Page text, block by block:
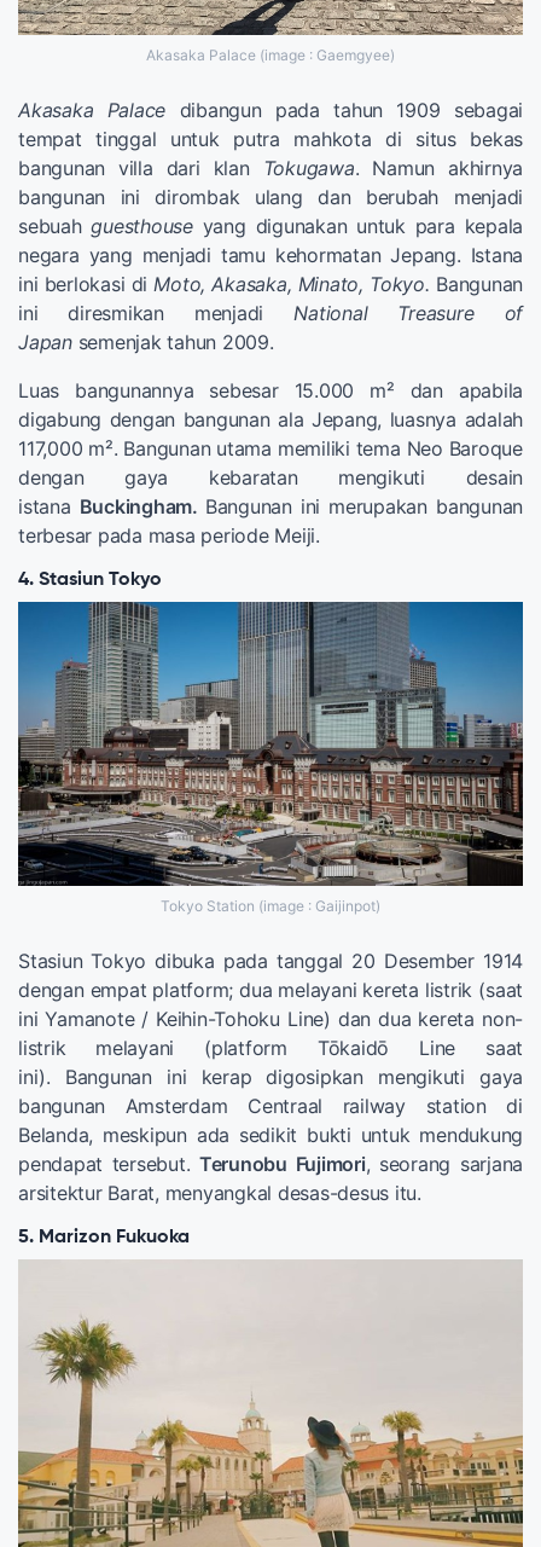
Akasaka Palace (image : Gaemgyee)
Akasaka Palace dibangun pada tahun 1909 sebagai
tempat tinggal untuk putra mahkota di situs bekas
bangunan villa dari klan
Tokugawa. Namun akhirnya
bangunan ini dirombak ulang dan berubah menjadi
sebuahguesthouseyang digunakan untuk para kepala
negara yang menjadi tamu kehormatan Jepang. Istana
ini berlokasi di Moto, Akasaka, Minato, Tokyo. Bangunan
ini diresmikan menjadi National Treasure of
Japan semenjak tahun 2009.
Luas bangunannya sebesar 15.000 m² dan apabila
digabung dengan bangunan ala Jepang, luasnya adalah
117,000 m². Bangunan utama memiliki tema Neo Baroque
dengan gaya kebaratan mengikuti desain
istana Buckingham. Bangunan ini merupakan bangunan
terbesar pada masa periode Meiji.
4. Stasiun Tokyo
Tokyo Station (image : Gaijinpot)
Stasiun Tokyo dibuka pada tanggal 20 Desember 1914
dengan empat platform; dua melayani kereta listrik (saat
ini Yamanote / Keihin-Tohoku Line) dan dua kereta non-
listrik melayani (platform Tōkaidō Line saat
ini). Bangunan ini kerap digosipkan mengikuti gaya
bangunan Amsterdam Centraal railway station di
Belanda, meskipun ada sedikit bukti untuk mendukung
pendapat tersebut. Terunobu Fujimori, seorang sarjana
arsitektur Barat, menyangkal desas-desus itu.
5. Marizon Fukuoka